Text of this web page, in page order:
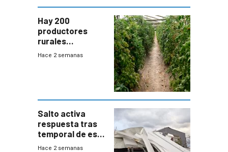
Hay 200
productores
rurales
afectados tras
Hace 2 semanas
Salto activa
respuesta tras
temporal de este
sábado con
Hace 2 semanas